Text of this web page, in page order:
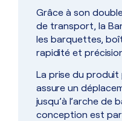
Grâce à son
de transport, la
les barquettes,
rapidité et
La prise du
assure un
jusqu’à l’arche de
conception est